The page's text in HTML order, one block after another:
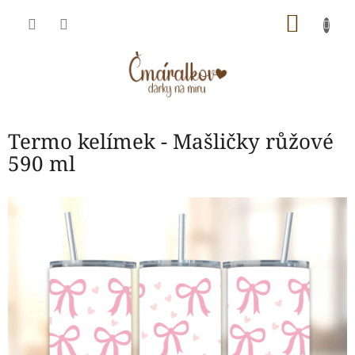
Termo kelímek - Mašličky růžové
590 ml